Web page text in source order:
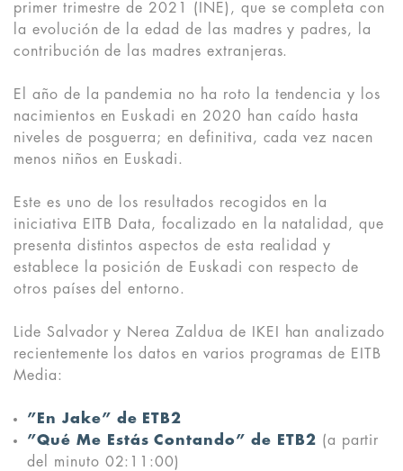
primer trimestre de 2021 (INE), que se completa con
la evolución de la edad de las madres y padres, la
contribución de las madres extranjeras.
El año de la pandemia no ha roto la tendencia y los
nacimientos en Euskadi en 2020 han caído hasta
niveles de posguerra; en definitiva, cada vez nacen
menos niños en Euskadi.
Este es uno de los resultados recogidos en la
iniciativa EITB Data, focalizado en la natalidad, que
presenta distintos aspectos de esta realidad y
establece la posición de Euskadi con respecto de
otros países del entorno.
Lide Salvador y Nerea Zaldua de IKEI han analizado
recientemente los datos en varios programas de EITB
Media:
”En Jake” de ETB2
”Qué Me Estás Contando” de ETB2 (a partir
del minuto 02:11:00)